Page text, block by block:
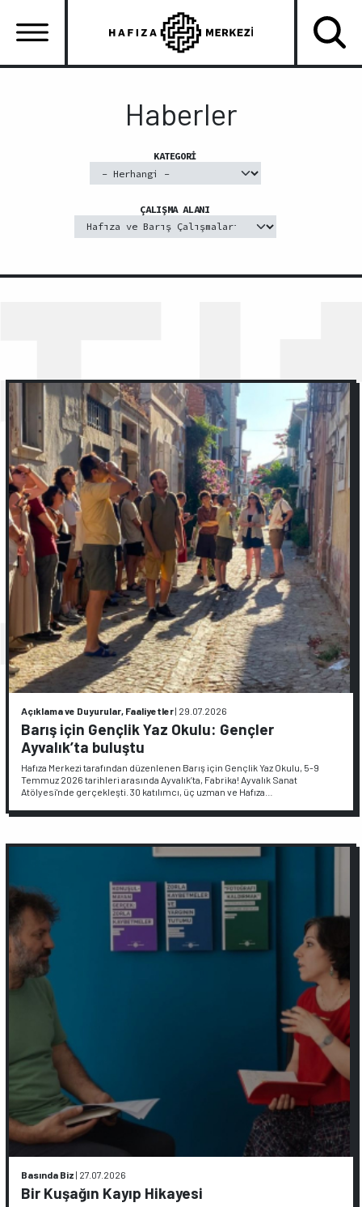
atla
Haberler
KATEGORI
ÇALIŞMA ALANI
Açıklama ve Duyurular, Faaliyetler| 29.07.2026
Barış için Gençlik Yaz Okulu: Gençler
Ayvalık’ta buluştu
Hafıza Merkezi tarafından düzenlenen Barış için Gençlik Yaz Okulu, 5-9
Temmuz 2026 tarihleri arasında Ayvalık’ta, Fabrika! Ayvalık Sanat
Atölyesi'nde gerçekleşti. 30 katılımcı, üç uzman ve Hafıza…
Basında Biz | 27.07.2026
Bir Kuşağın Kayıp Hikayesi